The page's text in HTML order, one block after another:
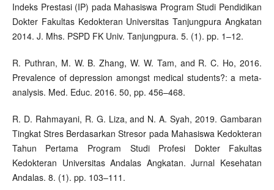
Indeks Prestasi (IP) pada Mahasiswa Program Studi Pendidikan
Dokter Fakultas Kedokteran Universitas Tanjungpura Angkatan
2014. J. Mhs. PSPD FK Univ. Tanjungpura. 5. (1). pp. 1–12.
R. Puthran, M. W. B. Zhang, W. W. Tam, and R. C. Ho, 2016.
Prevalence of depression amongst medical students?: a meta-
analysis. Med. Educ. 2016. 50, pp. 456–468.
R. D. Rahmayani, R. G. Liza, and N. A. Syah, 2019. Gambaran
Tingkat Stres Berdasarkan Stresor pada Mahasiswa Kedokteran
Tahun Pertama Program Studi Profesi Dokter Fakultas
Kedokteran Universitas Andalas Angkatan. Jurnal Kesehatan
Andalas. 8. (1). pp. 103–111.